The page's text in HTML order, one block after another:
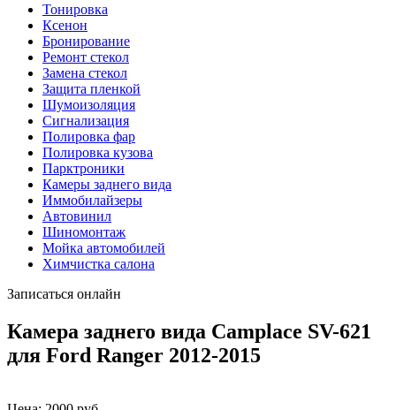
Тонировка
Ксенон
Бронирование
Ремонт стекол
Замена стекол
Защита пленкой
Шумоизоляция
Сигнализация
Полировка фар
Полировка кузова
Парктроники
Камеры заднего вида
Иммобилайзеры
Автовинил
Шиномонтаж
Мойка автомобилей
Химчистка салона
Записаться онлайн
Камера заднего вида Camplace SV-621
для Ford Ranger 2012-2015